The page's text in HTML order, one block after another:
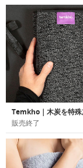
販売終了